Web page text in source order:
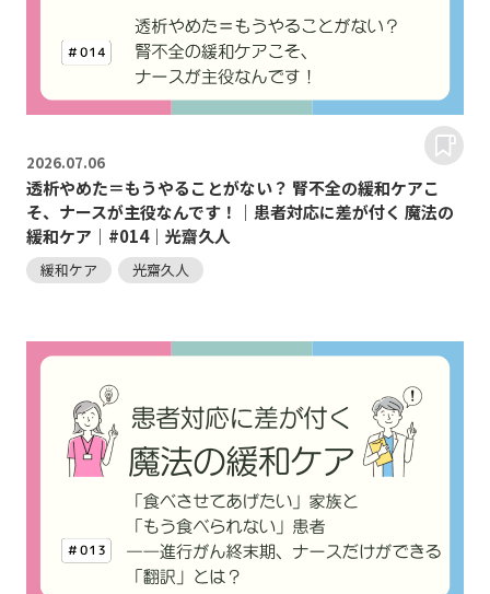
2026.07.06
透析やめた＝もうやることがない？ 腎不全の緩和ケアこ
そ、ナースが主役なんです！｜患者対応に差が付く 魔法の
緩和ケア｜#014｜光齋久人
緩和ケア 光齋久人